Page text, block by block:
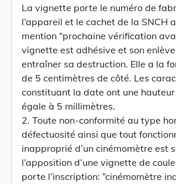
La vignette porte le numéro de
l’appareil et le cachet de la SNCH
mention “prochaine vérification
vignette est adhésive et son
entraîner sa destruction. Elle a la
de 5 centimètres de côté. Les
constituant la date ont une hauteur
égale à 5 millimètres.
2. Toute non-conformité au type
défectuosité ainsi que tout
inapproprié d’un cinémomètre est
l’apposition d’une vignette de
porte l’inscription: ”cinémomètre